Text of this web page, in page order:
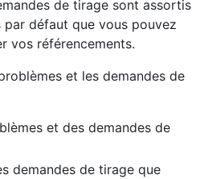
de tirage sont assortis
par défaut que vous pouvez
vos référencements.
et les demandes de
et des demandes de
demandes de tirage que